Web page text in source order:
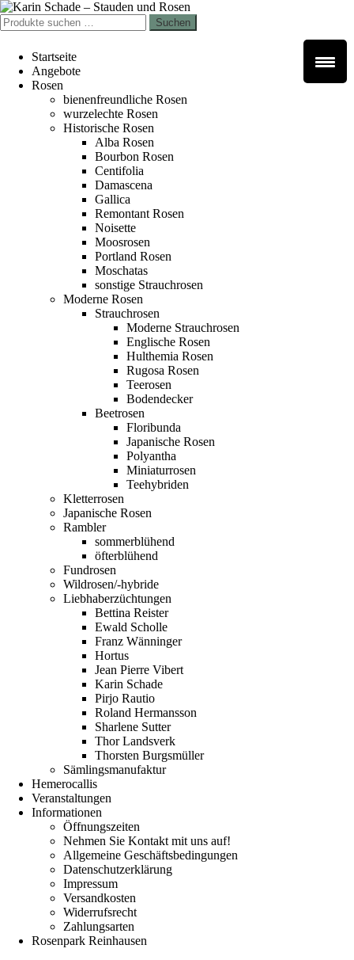
Zur
Navigation
springen
Zum
Inhalt
springen
Suchen
nach:
Suchen
Startseite
Angebote
Rosen
bienenfreundliche Rosen
wurzelechte Rosen
Historische Rosen
Alba Rosen
Bourbon Rosen
Centifolia
Damascena
Gallica
Remontant Rosen
Noisette
Moosrosen
Portland Rosen
Moschatas
sonstige Strauchrosen
Moderne Rosen
Strauchrosen
Moderne Strauchrosen
Englische Rosen
Hulthemia Rosen
Rugosa Rosen
Teerosen
Bodendecker
Beetrosen
Floribunda
Japanische Rosen
Polyantha
Miniaturrosen
Teehybriden
Kletterrosen
Japanische Rosen
Rambler
sommerblühend
öfterblühend
Fundrosen
Wildrosen/-hybride
Liebhaberzüchtungen
Bettina Reister
Ewald Scholle
Franz Wänninger
Hortus
Jean Pierre Vibert
Karin Schade
Pirjo Rautio
Roland Hermansson
Sharlene Sutter
Thor Landsverk
Thorsten Burgsmüller
Sämlingsmanufaktur
Hemerocallis
Veranstaltungen
Informationen
Öffnungszeiten
Nehmen Sie Kontakt mit uns auf!
Allgemeine Geschäftsbedingungen
Datenschutzerklärung
Impressum
Versandkosten
Widerrufsrecht
Zahlungsarten
Rosenpark Reinhausen